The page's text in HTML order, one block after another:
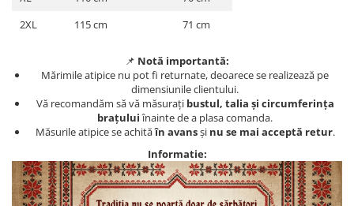
2XL
115 cm 71 cm
📌 Notă importantă:
Mărimile atipice nu pot fi returnate, deoarece se realizează pe
dimensiunile clientului.
Vă recomandăm să vă măsurați bustul, talia și circumferința
brațuluiînainte de a plasa comanda.
Măsurile atipice se achităîn avansși nu se mai acceptă retur.
Informatie: